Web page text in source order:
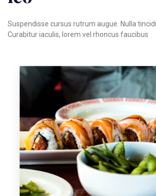
Suspendisse cursus rutrum augue. Nulla
Curabitur iaculis, lorem vel rhoncus faucibus